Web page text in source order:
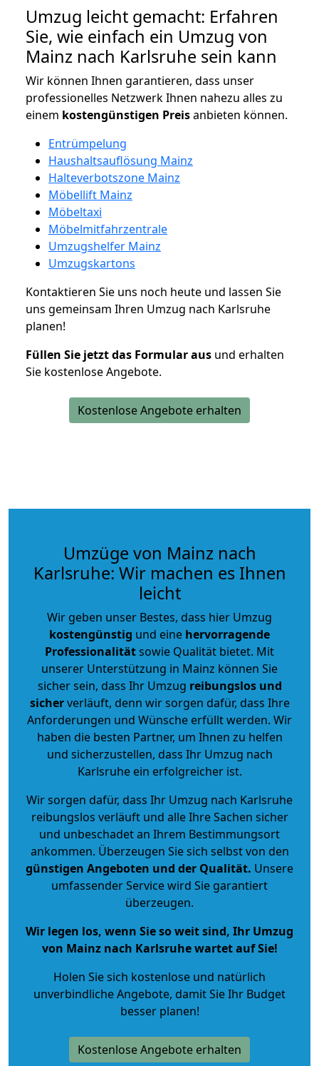
Umzug leicht gemacht: Erfahren
Sie, wie einfach ein Umzug von
Mainz nach Karlsruhe sein kann
Wir können Ihnen garantieren, dass unser
professionelles Netzwerk Ihnen nahezu alles zu
einem kostengünstigen Preisanbieten können.
Entrümpelung
Haushaltsauflösung Mainz
Halteverbotszone Mainz
Möbellift Mainz
Möbeltaxi
Möbelmitfahrzentrale
Umzugshelfer Mainz
Umzugskartons
Kontaktieren Sie uns noch heute und lassen Sie
uns gemeinsam Ihren Umzug nach Karlsruhe
planen!
Füllen Sie jetzt das Formular aus und erhalten
Sie kostenlose Angebote.
Kostenlose Angebote erhalten
Umzüge von Mainz nach
Karlsruhe: Wir machen es Ihnen
leicht
Wir geben unser Bestes, dass hier Umzug
kostengünstig und eine hervorragende
Professionalitätsowie Qualität bietet. Mit
unserer Unterstützung in Mainz können Sie
sicher sein, dass Ihr Umzug reibungslos und
sicherverläuft, denn wir sorgen dafür, dass Ihre
Anforderungen und Wünsche erfüllt werden. Wir
haben die besten Partner, um Ihnen zu helfen
und sicherzustellen, dass Ihr Umzug nach
Karlsruhe ein erfolgreicher ist.
Wir sorgen dafür, dass Ihr Umzug nach Karlsruhe
reibungslos verläuft und alle Ihre Sachen sicher
und unbeschadet an Ihrem Bestimmungsort
ankommen. Überzeugen Sie sich selbst von den
günstigen Angeboten und der Qualität. Unsere
umfassender Service wird Sie garantiert
überzeugen.
Wir legen los, wenn Sie so weit sind, Ihr Umzug
von Mainz nach Karlsruhe wartet auf Sie!
Holen Sie sich kostenlose und natürlich
unverbindliche Angebote, damit Sie Ihr Budget
besser planen!
Kostenlose Angebote erhalten